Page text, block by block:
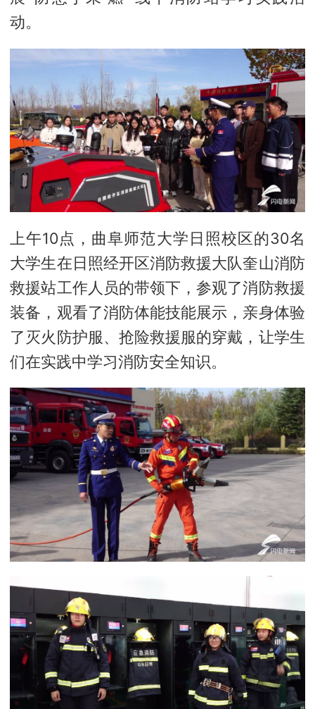
动。
上午10点，曲阜师范大学日照校区的30名
大学生在日照经开区消防救援大队奎山消防
救援站工作人员的带领下，参观了消防救援
装备，观看了消防体能技能展示，亲身体验
了灭火防护服、抢险救援服的穿戴，让学生
们在实践中学习消防安全知识。